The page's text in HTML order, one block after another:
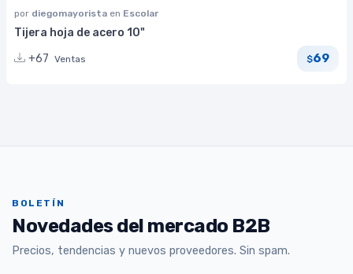
por diegomayorista en Escolar
Tijera hoja de acero 10"
+67 Ventas $69
BOLETÍN
Novedades del mercado B2B
Precios, tendencias y nuevos proveedores. Sin spam.